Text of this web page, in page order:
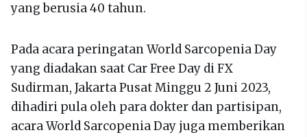
yang berusia 40 tahun.
Pada acara peringatan World Sarcopenia Day
yang diadakan saat Car Free Day di FX
Sudirman, Jakarta Pusat Minggu 2 Juni 2023,
dihadiri pula oleh para dokter dan partisipan,
acara World Sarcopenia Day juga memberikan